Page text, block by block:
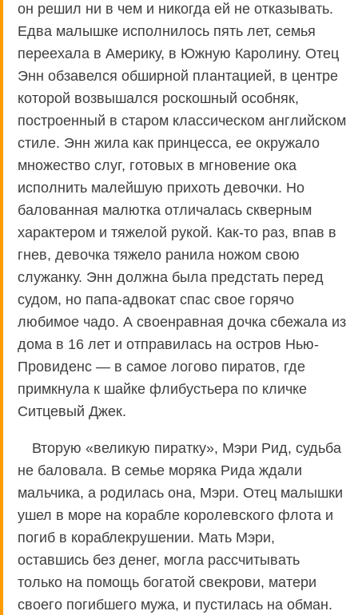
он решил ни в чем и никогда ей не отказывать.
Едва малышке исполнилось пять лет, семья
переехала в Америку, в Южную Каролину. Отец
Энн обзавелся обширной плантацией, в центре
которой возвышался роскошный особняк,
построенный в старом классическом английском
стиле. Энн жила как принцесса, ее окружало
множество слуг, готовых в мгновение ока
исполнить малейшую прихоть девочки. Но
балованная малютка отличалась скверным
характером и тяжелой рукой. Как-то раз, впав в
гнев, девочка тяжело ранила ножом свою
служанку. Энн должна была предстать перед
судом, но папа-адвокат спас свое горячо
любимое чадо. А своенравная дочка сбежала из
дома в 16 лет и отправилась на остров Нью-
Провиденс — в самое логово пиратов, где
примкнула к шайке флибустьера по кличке
Ситцевый Джек.
Вторую «великую пиратку», Мэри Рид, судьба
не баловала. В семье моряка Рида ждали
мальчика, а родилась она, Мэри. Отец малышки
ушел в море на корабле королевского флота и
погиб в кораблекрушении. Мать Мэри,
оставшись без денег, могла рассчитывать
только на помощь богатой свекрови, матери
своего погибшего мужа, и пустилась на обман.